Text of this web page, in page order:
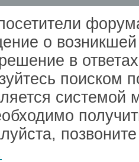
о
в
поиском
системой